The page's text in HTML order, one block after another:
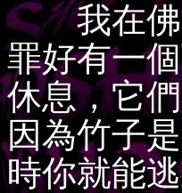
我在佛陀
罪好有一
休息，它
因為竹子
時你就能